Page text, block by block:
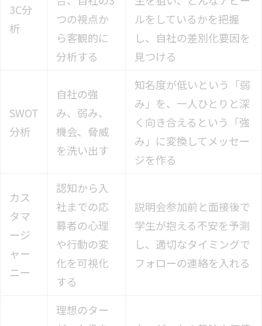
3C分
析
つの視点か
ら客観的に
分析する
ルをしているかを把握
し、自社の差別化要因を
見つける
SWOT
分析
自社の強
み、弱み、
機会、脅威
を洗い出す
知名度が低いという「弱
み」を、一人ひとりと深
く向き合えるという「強
み」に変換してメッセー
ジを作る
カス
タマ
ージ
ャー
ニー
認知から入
社までの応
募者の心理
や行動の変
化を可視化
する
説明会参加前と面接後で
学生が抱える不安を予測
し、適切なタイミングで
フォローの連絡を入れる
理想のター